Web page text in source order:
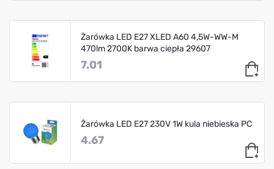
Żarówka LED E27 XLED A60 4,5W-WW-M
470lm 2700K barwa ciepła 29607
7.01
Żarówka LED E27 230V 1W kula niebieska PC
4.67